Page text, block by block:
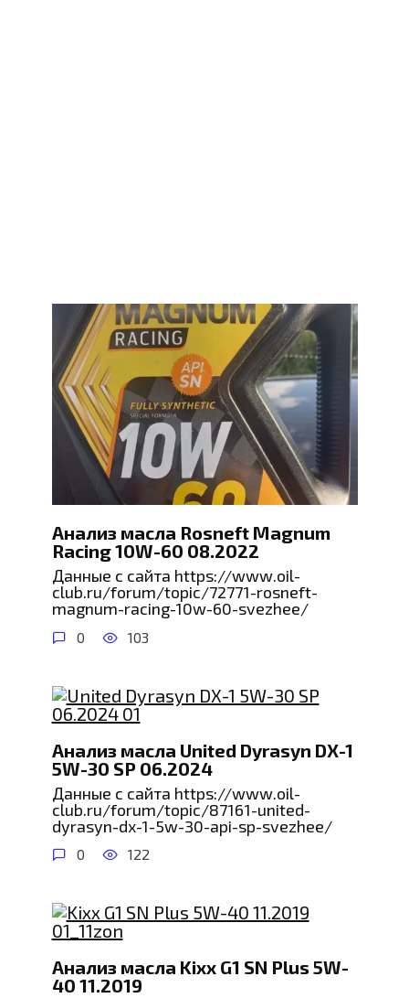
Анализ масла Rosneft Magnum
Racing 10W-60 08.2022
Данные с сайта https://www.oil-
club.ru/forum/topic/72771-rosneft-
magnum-racing-10w-60-svezhee/
0 103
Анализ масла United Dyrasyn DX-1
5W-30 SP 06.2024
Данные с сайта https://www.oil-
club.ru/forum/topic/87161-united-
dyrasyn-dx-1-5w-30-api-sp-svezhee/
0 122
Анализ масла Kixx G1 SN Plus 5W-
40 11.2019